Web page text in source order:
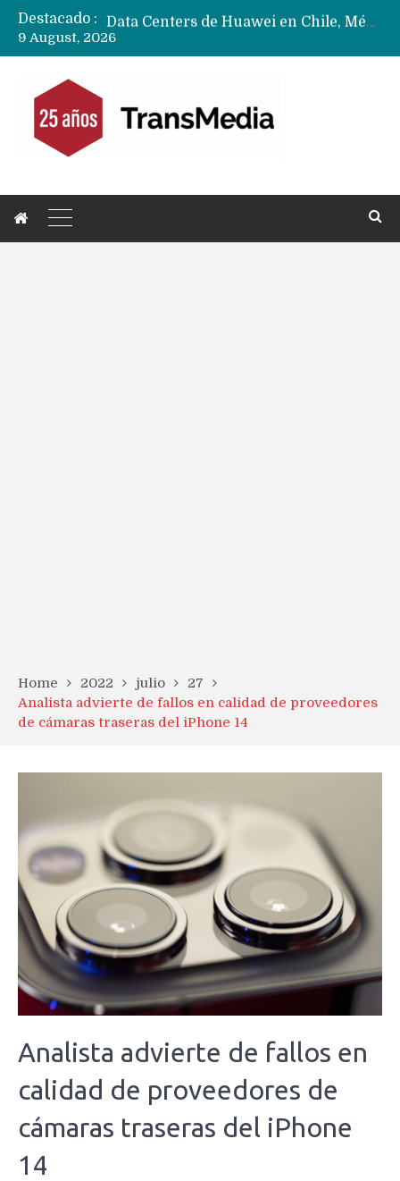
Destacado :
9 August, 2026
Home 2022 julio
27
Analista advierte de fallos en calidad de proveedores
de cámaras traseras del iPhone 14
Analista advierte de fallos en
calidad de proveedores de
cámaras traseras del iPhone
14